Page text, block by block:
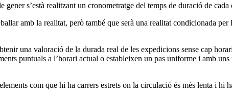
s’està realitzant un cronometratge del temps de duració de
amb la realitat, però també que serà una realitat condicionada per
una valoració de la durada real de les expedicions sense cap
puntuals a l’horari actual o estableixen un pas uniforme i amb
com que hi ha carrers estrets on la circulació és més lenta i hi